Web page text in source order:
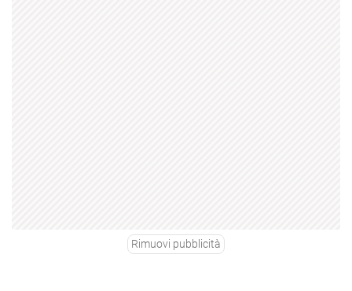
Rimuovi pubblicità